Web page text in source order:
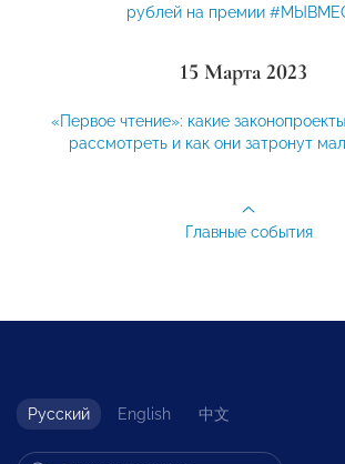
рублей на премии
15 Марта 2023
«Первое чтение»: какие
рассмотреть и как они затронут
Главные события
Русский English 中文